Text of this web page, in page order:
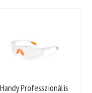
Handy Professzionális